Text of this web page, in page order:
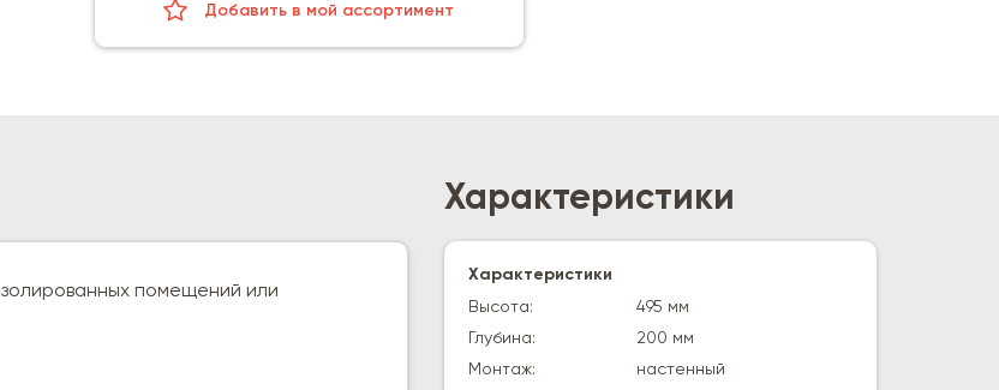
Добавить в мой ассортимент
помещений или
Характеристики
Характеристики
Высота:
495 мм
Глубина:
200 мм
Монтаж:
настенный